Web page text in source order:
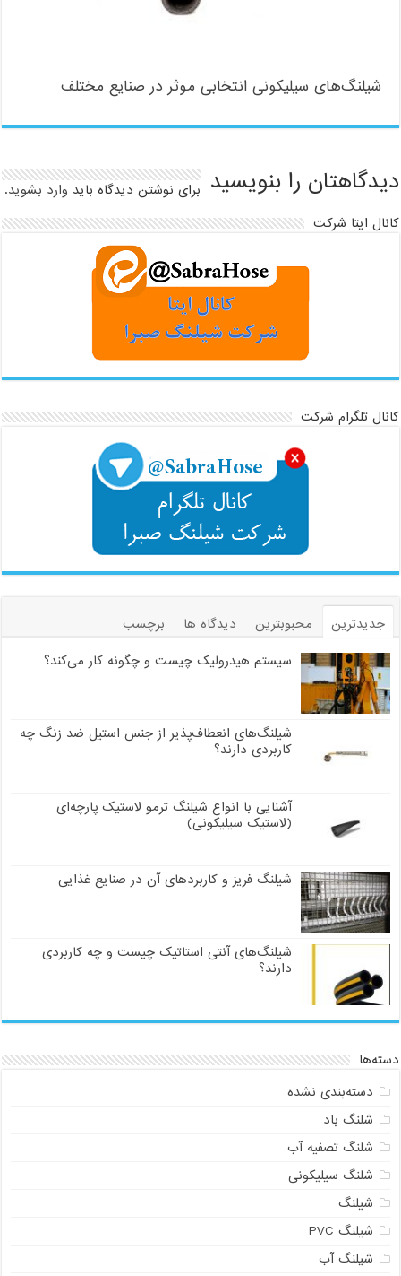
شیلنگ‌های سیلیکونی انتخابی موثر در صنایع مختلف
دیدگاهتان را بنویسید برای نوشتن دیدگاه باید وارد بشوید.
کانال ایتا شرکت
کانال تلگرام شرکت
جدیدترین محبوبترین دیدگاه ها
برچسب
سیستم هیدرولیک چیست و چگونه کار می‌کند؟
شیلنگ‌های انعطاف‌پذیر از جنس استیل ضد زنگ چه
کاربردی دارند؟
آشنایی با انواع شیلنگ ترمو لاستیک پارچه‌ای
(لاستیک سیلیکونی)
شیلنگ فریز و کاربردهای آن در صنایع غذایی
شیلنگ‌های آنتی استاتیک چیست و چه کاربردی
دارند؟
دسته‌ها
دسته‌بندی نشده
شلنگ باد
شلنگ تصفیه آب
شلنگ سیلیکونی
شیلنگ
شیلنگ PVC
شیلنگ آب